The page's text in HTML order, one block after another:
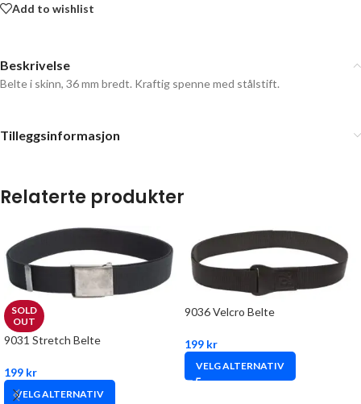
Add to wishlist
Beskrivelse
Belte i skinn, 36 mm bredt. Kraftig spenne med stålstift.
Tilleggsinformasjon
Relaterte produkter
SOLD
OUT
9031 Stretch Belte
199 kr
VELG ALTERNATIV
9036 Velcro Belte
199 kr
VELG ALTERNATIV